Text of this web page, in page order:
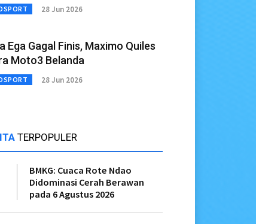
28 Jun 2026
Ega Gagal Finis, Maximo Quiles
Moto3 Belanda
28 Jun 2026
TERPOPULER
BMKG: Cuaca Rote Ndao
Didominasi Cerah Berawan
pada 6 Agustus 2026